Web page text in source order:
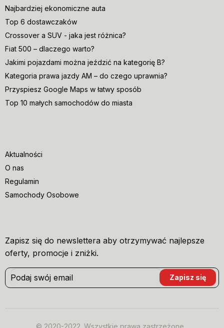
Najbardziej ekonomiczne auta
Top 6 dostawczaków
Crossover a SUV - jaka jest różnica?
Fiat 500 – dlaczego warto?
Jakimi pojazdami można jeździć na kategorię B?
Kategoria prawa jazdy AM – do czego uprawnia?
Przyspiesz Google Maps w łatwy sposób
Top 10 małych samochodów do miasta
Aktualności
O nas
Regulamin
Samochody Osobowe
Zapisz się do newslettera aby otrzymywać najlepsze
oferty, promocje i zniżki.
© 2020-2022. Wszystkie prawa zastrzeżone